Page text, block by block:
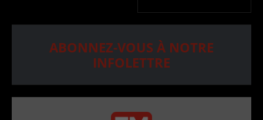
ABONNEZ-VOUS À NOTRE
INFOLETTRE